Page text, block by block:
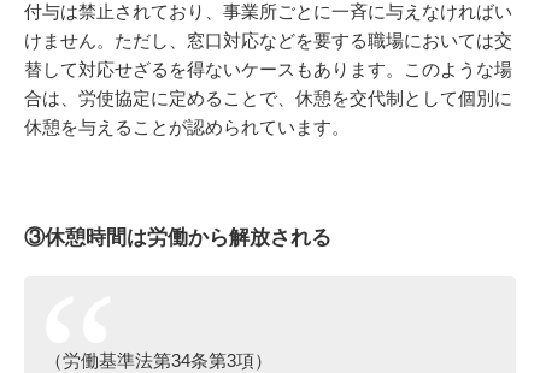
付与は禁止されており、事業所ごとに一斉に与えなければい
けません。ただし、窓口対応などを要する職場においては交
替して対応せざるを得ないケースもあります。このような場
合は、労使協定に定めることで、休憩を交代制として個別に
休憩を与えることが認められています。
③休憩時間は労働から解放される
（労働基準法第34条第3項）